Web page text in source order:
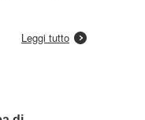
Leggi tutto